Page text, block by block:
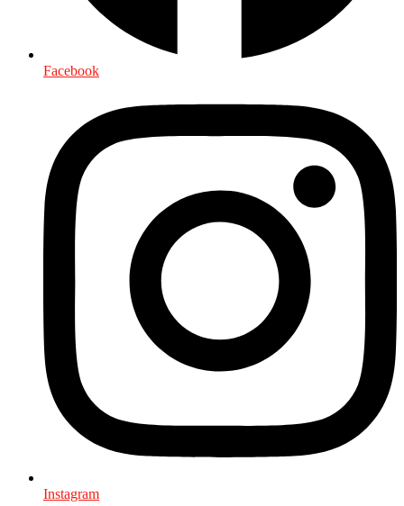
Facebook
Instagram